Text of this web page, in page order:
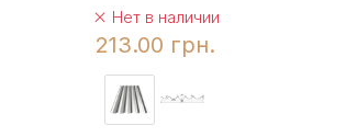
Нет в наличии
213.00 грн.